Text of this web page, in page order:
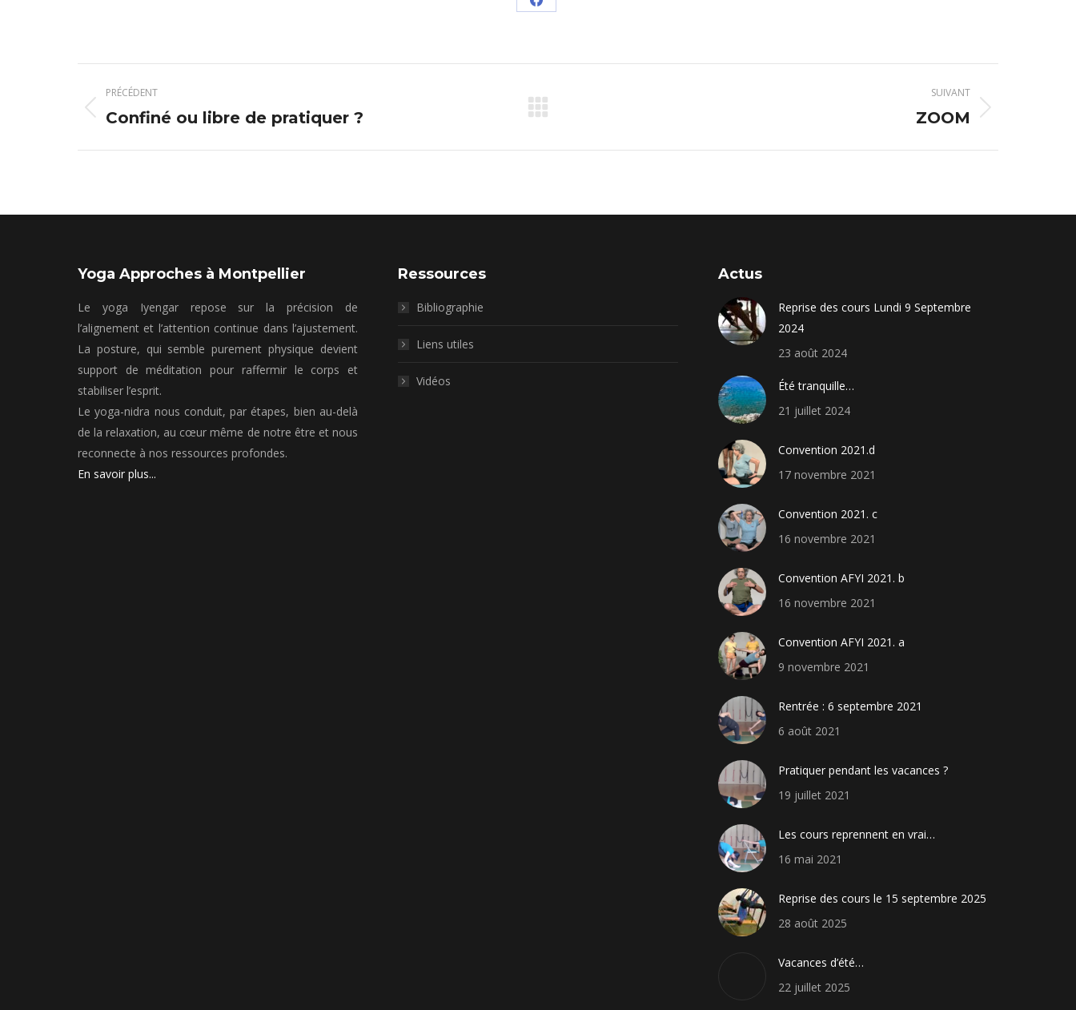
Partager
Facebook
Navigation
article
PRÉCÉDENT
Article
Confiné ou libre de pratiquer ?
SUIVANT
ZOOM
Yoga Approches à Montpellier
Le yoga Iyengar repose sur la précision de
l’alignement et l’attention continue dans l’ajustement.
La posture, qui semble purement physique devient
support de méditation pour raffermir le corps et
stabiliser l’esprit.
Le yoga-nidra nous conduit, par étapes, bien au-delà
de la relaxation, au cœur même de notre être et nous
reconnecte à nos ressources profondes.
En savoir plus...
Ressources
Bibliographie
Liens utiles
Vidéos
Actus
Reprise des cours Lundi 9 Septembre
2024
23 août 2024
Été tranquille…
21 juillet 2024
Convention 2021.d
17 novembre 2021
Convention 2021. c
16 novembre 2021
Convention AFYI 2021. b
16 novembre 2021
Convention AFYI 2021. a
9 novembre 2021
Rentrée : 6 septembre 2021
6 août 2021
Pratiquer pendant les vacances ?
19 juillet 2021
Les cours reprennent en vrai…
16 mai 2021
Reprise des cours le 15 septembre 2025
28 août 2025
Vacances d’été…
22 juillet 2025